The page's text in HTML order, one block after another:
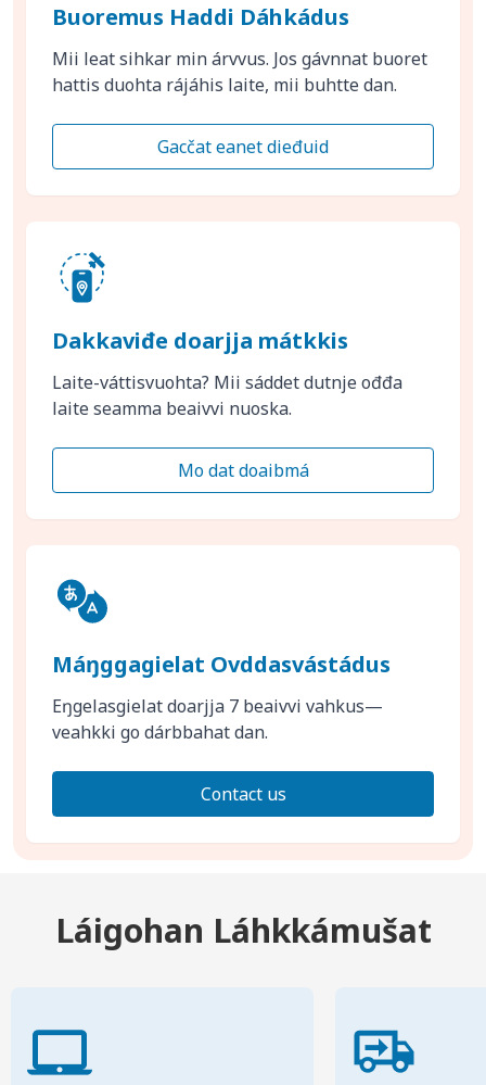
Buoremus Haddi Dáhkádus
Mii leat sihkar min árvvus. Jos gávnnat buoret
hattis duohta rájáhis laite, mii buhtte dan.
Gacčat eanet dieđuid
Dakkaviđe doarjja mátkkis
Laite-váttisvuohta? Mii sáddet dutnje ođđa
laite seamma beaivvi nuoska.
Mo dat doaibmá
Máŋggagielat Ovddasvástádus
Eŋgelasgielat doarjja 7 beaivvi vahkus—
veahkki go dárbbahat dan.
Contact us
Láigohan Láhkkámušat